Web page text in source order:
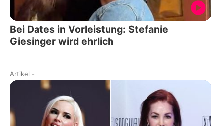
Bei Dates in Vorleistung: Stefanie
Giesinger wird ehrlich
Artikel -